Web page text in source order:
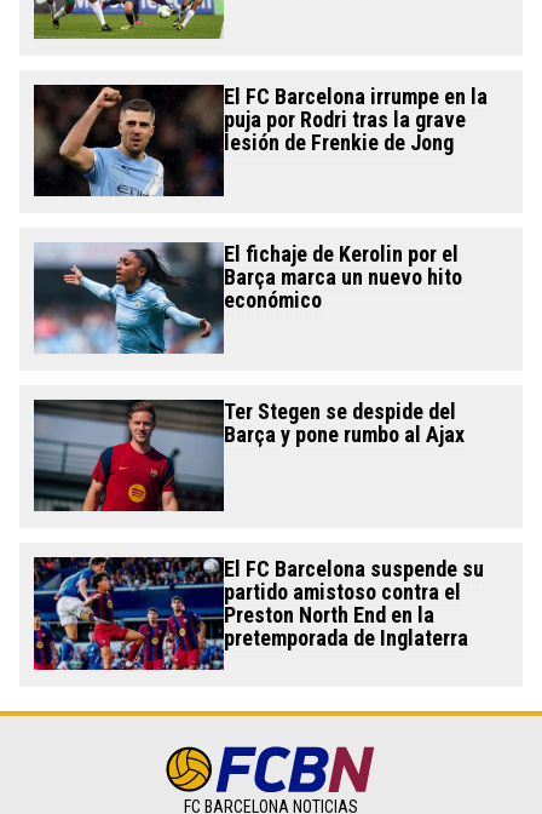
El FC Barcelona irrumpe en la
puja por Rodri tras la grave
lesión de Frenkie de Jong
El fichaje de Kerolin por el
Barça marca un nuevo hito
económico
Ter Stegen se despide del
Barça y pone rumbo al Ajax
El FC Barcelona suspende su
partido amistoso contra el
Preston North End en la
pretemporada de Inglaterra
FC BARCELONA NOTICIAS